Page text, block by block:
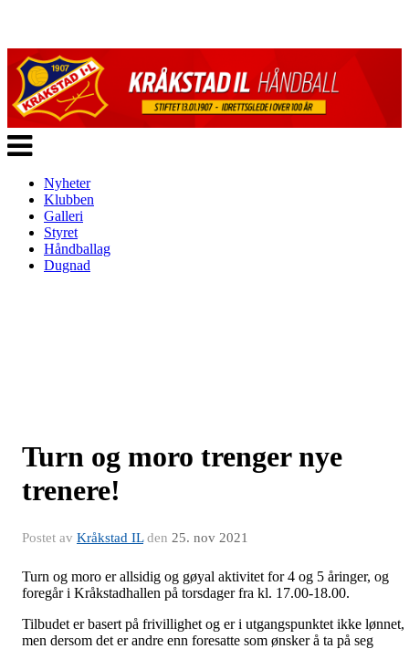
Veksle
navigasjon
Nyheter
Klubben
Galleri
Styret
Håndballag
Dugnad
Turn og moro trenger nye
trenere!
Postet av Kråkstad ILden 25. nov 2021
Turn og moro er allsidig og gøyal aktivitet for 4 og 5 åringer, og
foregår i Kråkstadhallen på torsdager fra kl. 17.00-18.00.
Tilbudet er basert på frivillighet og er i utgangspunktet ikke lønnet,
men dersom det er andre enn foresatte som ønsker å ta på seg